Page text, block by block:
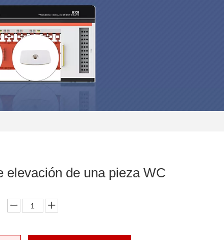
elevación de una pieza WC